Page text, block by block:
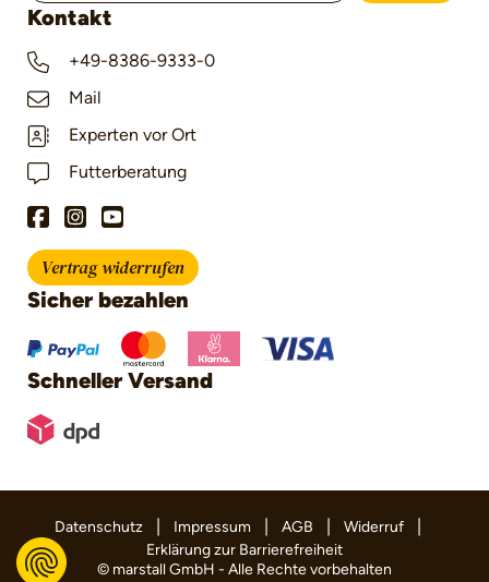
Kontakt
+49-8386-9333-0
Mail
Experten vor Ort
Futterberatung
Vertrag widerrufen
Sicher bezahlen
Schneller Versand
© marstall GmbH - Alle Rechte vorbehalten
Datenschutz | Impressum | AGB | Widerruf |
Erklärung zur Barrierefreiheit